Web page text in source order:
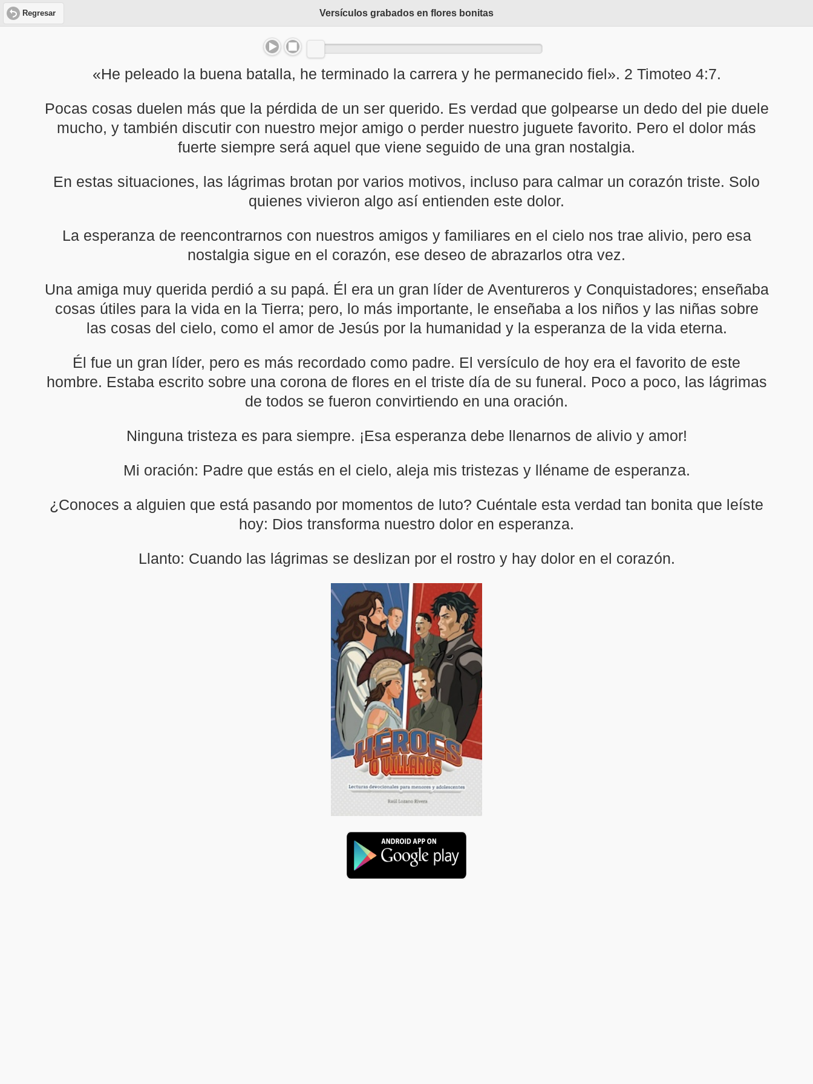
Regresar Versículos grabados en flores bonitas
«He peleado la buena batalla, he terminado la carrera y he permanecido fiel». 2 Timoteo 4:7.
Pocas cosas duelen más que la pérdida de un ser querido. Es verdad que golpearse un dedo del pie duele
mucho, y también discutir con nuestro mejor amigo o perder nuestro juguete favorito. Pero el dolor más
fuerte siempre será aquel que viene seguido de una gran nostalgia.
En estas situaciones, las lágrimas brotan por varios motivos, incluso para calmar un corazón triste. Solo
quienes vivieron algo así entienden este dolor.
La esperanza de reencontrarnos con nuestros amigos y familiares en el cielo nos trae alivio, pero esa
nostalgia sigue en el corazón, ese deseo de abrazarlos otra vez.
Una amiga muy querida perdió a su papá. Él era un gran líder de Aventureros y Conquistadores; enseñaba
cosas útiles para la vida en la Tierra; pero, lo más importante, le enseñaba a los niños y las niñas sobre
las cosas del cielo, como el amor de Jesús por la humanidad y la esperanza de la vida eterna.
Él fue un gran líder, pero es más recordado como padre. El versículo de hoy era el favorito de este
hombre. Estaba escrito sobre una corona de flores en el triste día de su funeral. Poco a poco, las lágrimas
de todos se fueron convirtiendo en una oración.
Ninguna tristeza es para siempre. ¡Esa esperanza debe llenarnos de alivio y amor!
Mi oración: Padre que estás en el cielo, aleja mis tristezas y lléname de esperanza.
¿Conoces a alguien que está pasando por momentos de luto? Cuéntale esta verdad tan bonita que leíste
hoy: Dios transforma nuestro dolor en esperanza.
Llanto: Cuando las lágrimas se deslizan por el rostro y hay dolor en el corazón.